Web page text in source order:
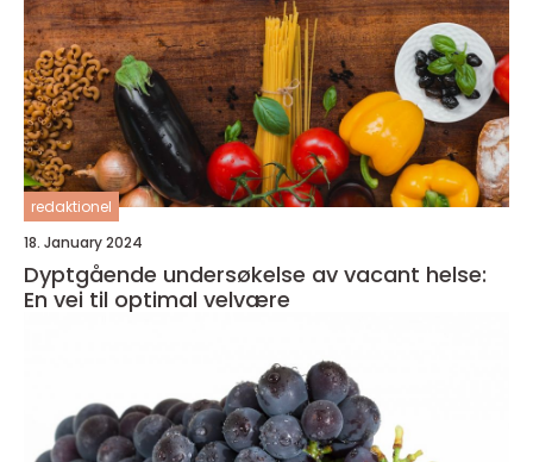
redaktionel
18. January 2024
Dyptgående undersøkelse av vacant helse:
En vei til optimal velvære